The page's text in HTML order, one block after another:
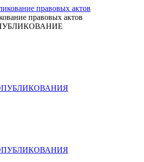
правовых актов